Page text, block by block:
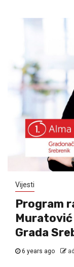
Vijesti
Program
Muratović
Grada
6 years ago